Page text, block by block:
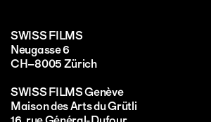
SWISS FILMS
Neugasse 6
CH–8005 Zürich
SWISS FILMS Genève
Maison des Arts du Grütli